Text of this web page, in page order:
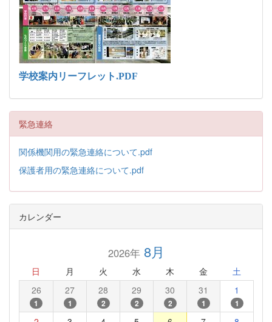
学校案内リーフレット.PDF
緊急連絡
関係機関用の緊急連絡について.pdf
保護者用の緊急連絡について.pdf
カレンダー
2026年8月
日 月 火 水 木 金 土
26
1
27
1
28
2
29
2
30
2
31
1
1
1